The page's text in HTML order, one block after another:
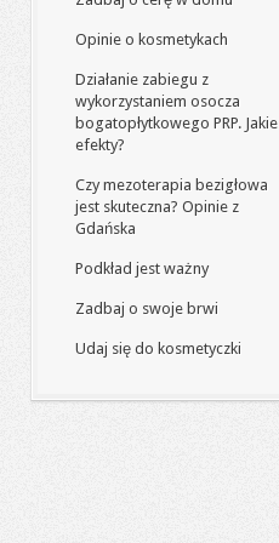
Opinie o kosmetykach
Działanie zabiegu z
wykorzystaniem osocza
bogatopłytkowego PRP. Jakie
efekty?
Czy mezoterapia bezigłowa
jest skuteczna? Opinie z
Gdańska
Podkład jest ważny
Zadbaj o swoje brwi
Udaj się do kosmetyczki